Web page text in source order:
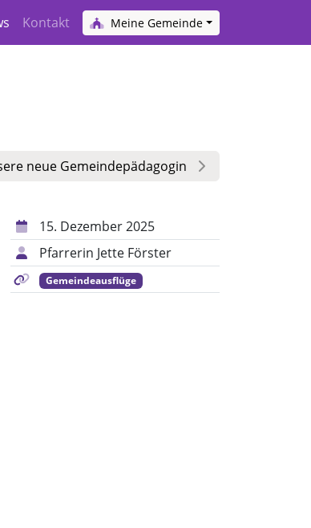
Kontakt Meine Gemeinde
neue Gemeindepädagogin
15. Dezember 2025
Pfarrerin Jette Förster
Gemeindeausflüge